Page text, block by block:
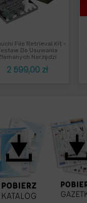
File Retrieval Kit -
Do Usuwania
Narzędzi
Cena
2 599,00 zł
Szybki podgląd